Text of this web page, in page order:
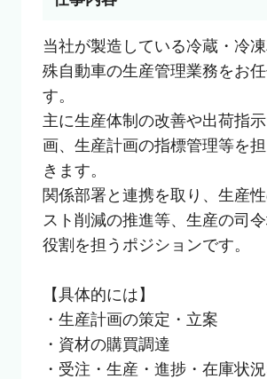
当社が製造している冷蔵・冷
殊自動車の生産管理業務をお
す。
主に生産体制の改善や出荷指
画、生産計画の指標管理等を
きます。
関係部署と連携を取り、生産
スト削減の推進等、生産の司
役割を担うポジションです。
【具体的には】
・生産計画の策定・立案
・資材の購買調達
・受注・生産・進捗・在庫状